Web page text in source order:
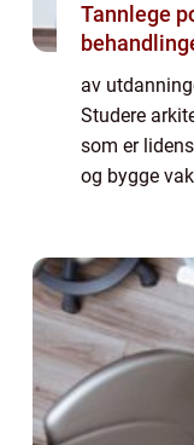
Tannlege
av
Studere
som er
og bygge